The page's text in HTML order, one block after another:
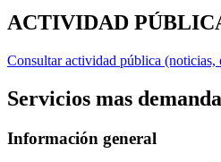
ACTIVIDAD
Consultar actividad pública (noticias,
Servicios mas
Información general